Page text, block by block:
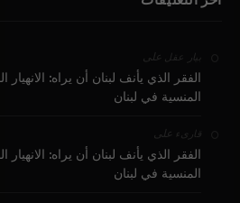
بيار عقل على
الفقر الذي يأنف لبنان أن يراه:
المنسية في لبنان
قارىء على
الفقر الذي يأنف لبنان أن يراه:
المنسية في لبنان